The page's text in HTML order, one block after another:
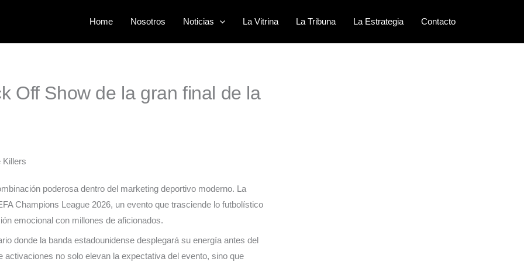
Home Nosotros Noticias La Vitrina La Tribuna La Estrategia Contacto
Off Show de la gran final de la
poderosa dentro del marketing deportivo moderno. La
Champions League 2026, un evento que trasciende lo futbolístico
emocional con millones de aficionados.
donde la banda estadounidense desplegará su energía antes del
no solo elevan la expectativa del evento, sino que